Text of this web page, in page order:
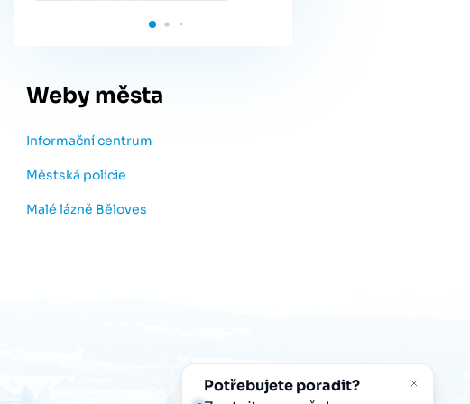
Weby města
Informační centrum
Městská policie
Malé lázně Běloves
Potřebujete poradit?